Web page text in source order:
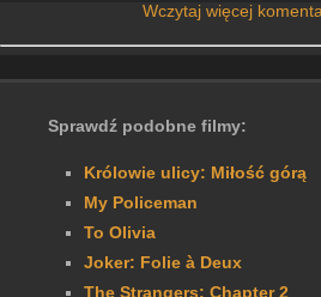
Wczytaj więcej
Sprawdź podobne filmy:
Królowie ulicy: Miłość górą
My Policeman
To Olivia
Joker: Folie à Deux
The Strangers: Chapter 2